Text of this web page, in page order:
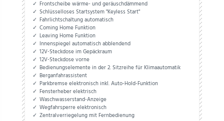
Frontscheibe wärme- und geräuschdämmend
Schlüsselloses Startsystem "Keyless Start"
Fahrlichtschaltung automatisch
Coming Home Funktion
Leaving Home Funktion
Innenspiegel automatisch abblendend
12V-Steckdose im Gepäckraum
12V-Steckdose vorne
Bedienungselemente in der 2. Sitzreihe für Klimaautomatik
Berganfahrassistent
Parkbremse elektronisch inkl. Auto-Hold-Funktion
Fensterheber elektrisch
Waschwasserstand-Anzeige
Wegfahrsperre elektronisch
Zentralverriegelung mit Fernbedienung